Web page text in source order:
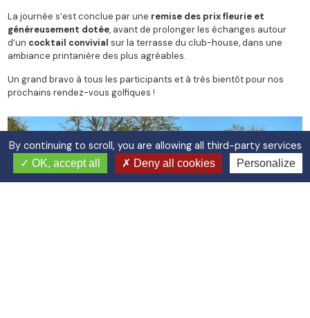
La journée s’est conclue par une remise des prix fleurie et
généreusement dotée, avant de prolonger les échanges autour
d’un cocktail convivial sur la terrasse du club-house, dans une
ambiance printanière des plus agréables.
Un grand bravo à tous les participants et à très bientôt pour nos
prochains rendez-vous golfiques !
By continuing to scroll, you are allowing all third-party services
OK, accept all Deny all cookies Personalize